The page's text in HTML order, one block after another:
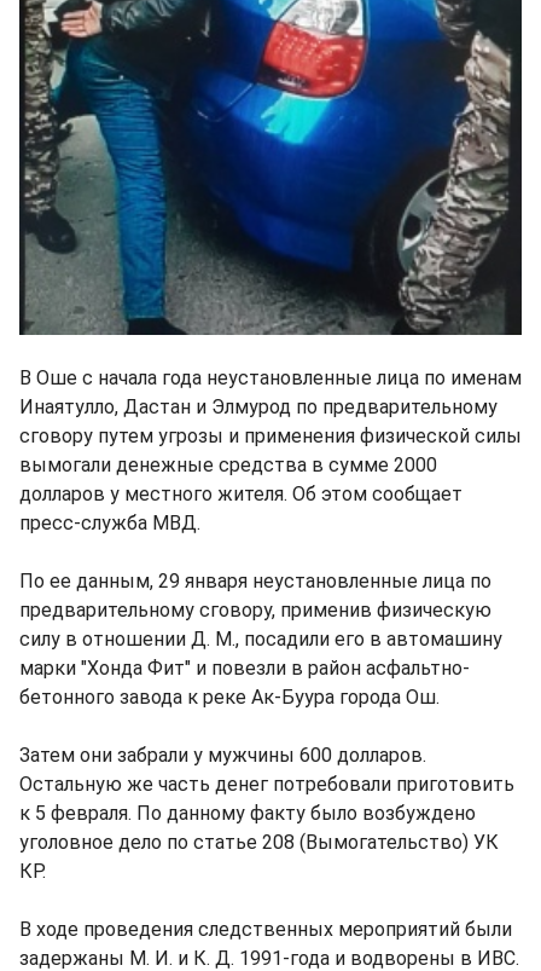
В Оше с начала года неустановленные лица по именам
Инаятулло, Дастан и Элмурод по предварительному
сговору путем угрозы и применения физической силы
вымогали денежные средства в сумме 2000
долларов у местного жителя. Об этом сообщает
пресс-служба МВД.
По ее данным, 29 января неустановленные лица по
предварительному сговору, применив физическую
силу в отношении Д. М., посадили его в автомашину
марки "Хонда Фит" и повезли в район асфальтно-
бетонного завода к реке Ак-Буура города Ош.
Затем они забрали у мужчины 600 долларов.
Остальную же часть денег потребовали приготовить
к 5 февраля. По данному факту было возбуждено
уголовное дело по статье 208 (Вымогательство) УК
КР.
В ходе проведения следственных мероприятий были
задержаны М. И. и К. Д. 1991-года и водворены в ИВС.